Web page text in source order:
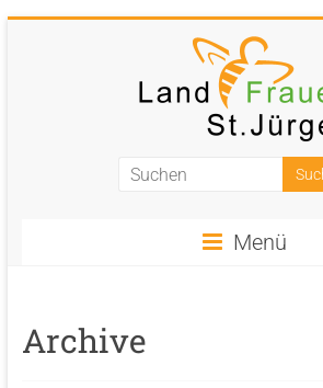
Landfrauen
Frauen
für
Menü
Archive